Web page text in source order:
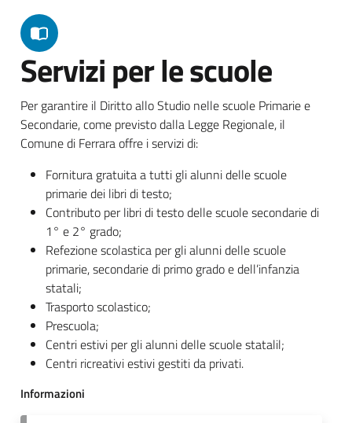
Servizi per le scuole
Per garantire il Diritto allo Studio nelle scuole Primarie e
Secondarie, come previsto dalla Legge Regionale, il
Comune di Ferrara offre i servizi di:
Fornitura gratuita a tutti gli alunni delle scuole
primarie dei libri di testo;
Contributo per libri di testo delle scuole secondarie di
1° e 2° grado;
Refezione scolastica per gli alunni delle scuole
primarie, secondarie di primo grado e dell’infanzia
statali;
Trasporto scolastico;
Prescuola;
Centri estivi per gli alunni delle scuole statalil;
Centri ricreativi estivi gestiti da privati.
Informazioni